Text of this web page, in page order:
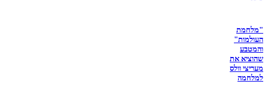
"מלחמת
העולמות"
והמטבע
שהוציא את
מעריצי וולס
למלחמה